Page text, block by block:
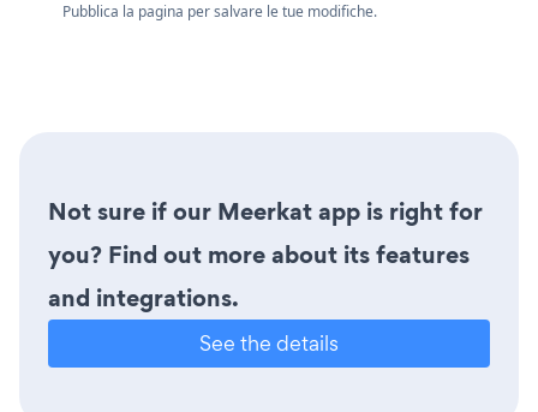
Pubblica la pagina per salvare le tue modifiche.
Not sure if our Meerkat app is right for
you? Find out more about its features
and integrations.
See the details